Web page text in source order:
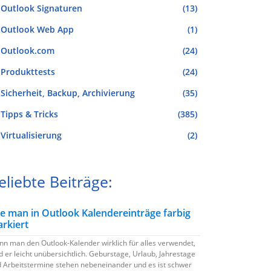
Outlook Signaturen
(13)
Outlook Web App
(1)
Outlook.com
(24)
Produkttests
(24)
Sicherheit, Backup, Archivierung
(35)
Tipps & Tricks
(385)
Virtualisierung
(2)
Beiträge:
man in Outlook Kalendereinträge farbig
man den Outlook-Kalender wirklich für alles verwendet,
er leicht unübersichtlich. Geburstage, Urlaub, Jahrestage
Arbeitstermine stehen nebeneinander und es ist schwer